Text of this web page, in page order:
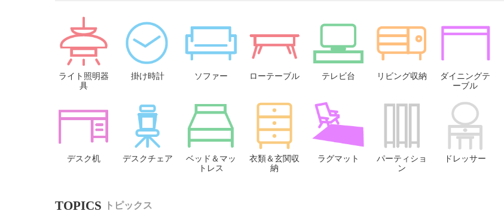
ライト照明器
具
掛け時計 ソファー ローテーブル テレビ台 リビング収納
ダイニングテ
ーブル
デスク机 デスクチェア
ベッド＆マッ
トレス
衣類＆玄関収
納
ラグマット
パーティショ
ン
ドレッサー
トピックス